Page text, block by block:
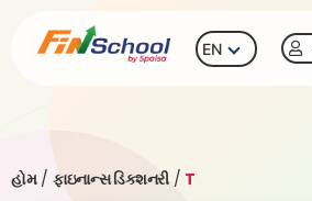
EN
હોમ/ ફાઇનાન્સ ડિક્શનરી / T